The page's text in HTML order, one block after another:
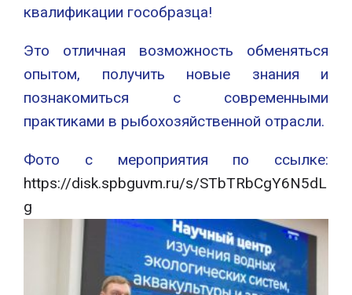
квалификации гособразца!
Это отличная возможность обменяться
опытом, получить новые знания и
познакомиться с современными
практиками в рыбохозяйственной отрасли.
Фото с мероприятия по ссылке:
https://disk.spbguvm.ru/s/STbTRbCgY6N5dL
g